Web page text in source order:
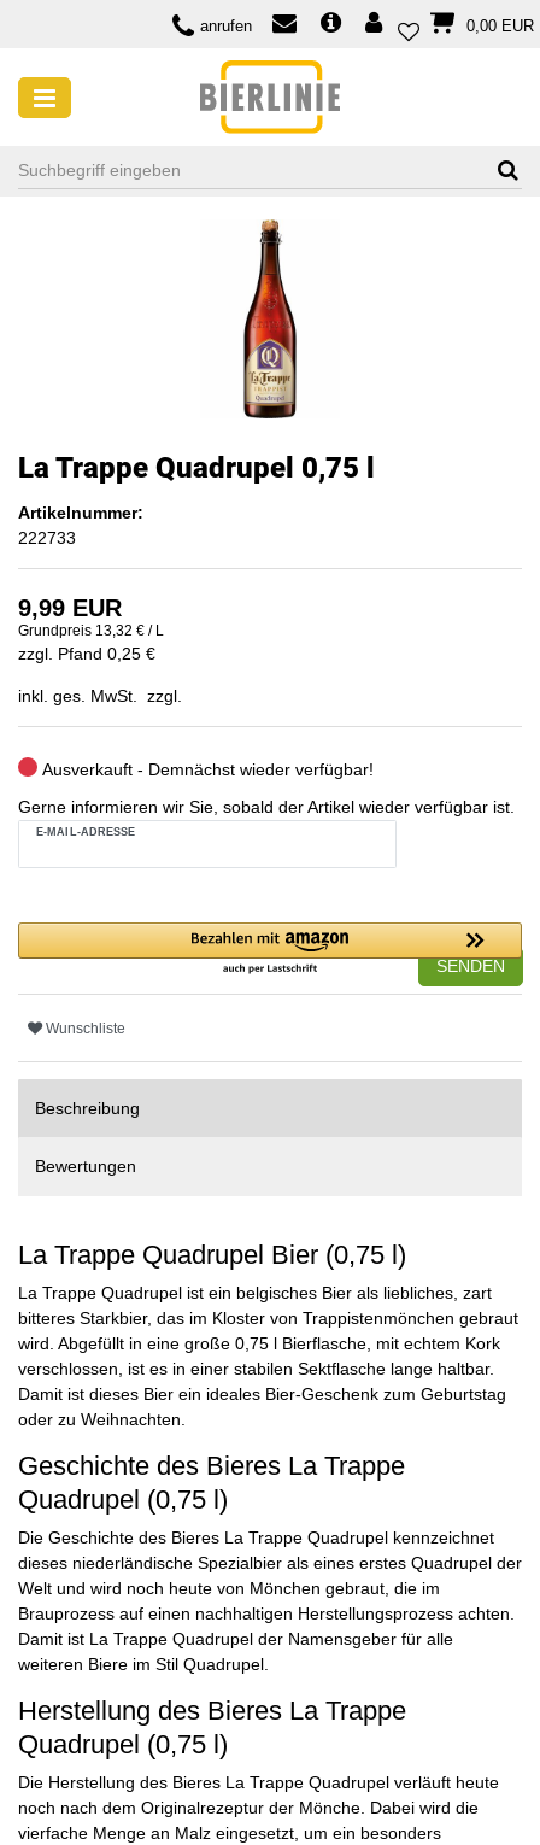
anrufen 0,00 EUR
La Trappe Quadrupel 0,75 l
Artikelnummer:
222733
9,99 EUR
Grundpreis 13,32 € / L
zzgl. Pfand 0,25 €
inkl. ges. MwSt. zzgl.
Ausverkauft - Demnächst wieder verfügbar!
Gerne informieren wir Sie, sobald der Artikel wieder verfügbar ist.
E-MAIL-ADRESSE
SENDEN
Wunschliste
Beschreibung
Bewertungen
La Trappe Quadrupel Bier (0,75 l)
La Trappe Quadrupel ist ein belgisches Bier als liebliches, zart
bitteres Starkbier, das im Kloster von Trappistenmönchen gebraut
wird. Abgefüllt in eine große 0,75 l Bierflasche, mit echtem Kork
verschlossen, ist es in einer stabilen Sektflasche lange haltbar.
Damit ist dieses Bier ein ideales Bier-Geschenk zum Geburtstag
oder zu Weihnachten.
Geschichte des Bieres La Trappe
Quadrupel (0,75 l)
Die Geschichte des Bieres La Trappe Quadrupel kennzeichnet
dieses niederländische Spezialbier als eines erstes Quadrupel der
Welt und wird noch heute von Mönchen gebraut, die im
Brauprozess auf einen nachhaltigen Herstellungsprozess achten.
Damit ist La Trappe Quadrupel der Namensgeber für alle
weiteren Biere im Stil Quadrupel.
Herstellung des Bieres La Trappe
Quadrupel (0,75 l)
Die Herstellung des Bieres La Trappe Quadrupel verläuft heute
noch nach dem Originalrezeptur der Mönche. Dabei wird die
vierfache Menge an Malz eingesetzt, um ein besonders